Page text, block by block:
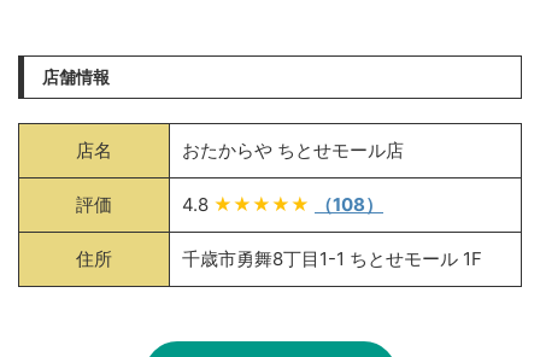
店舗情報
店名 おたからや ちとせモール店
評価 4.8 ★★★★★ （108）
住所 千歳市勇舞8丁目1-1 ちとせモール 1F